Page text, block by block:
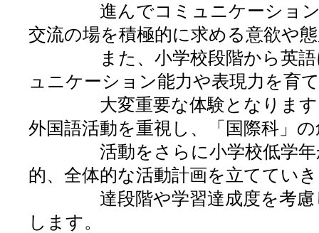
進んでコミュニケーションを
交流の場を積極的に求める意欲や
また、小学校段階から英語に
ュニケーション能力や表現力を育
大変重要な体験となります。
外国語活動を重視し、「国際科」
活動をさらに小学校低学年か
的、全体的な活動計画を立ててい
達段階や学習達成度を考慮し
します。